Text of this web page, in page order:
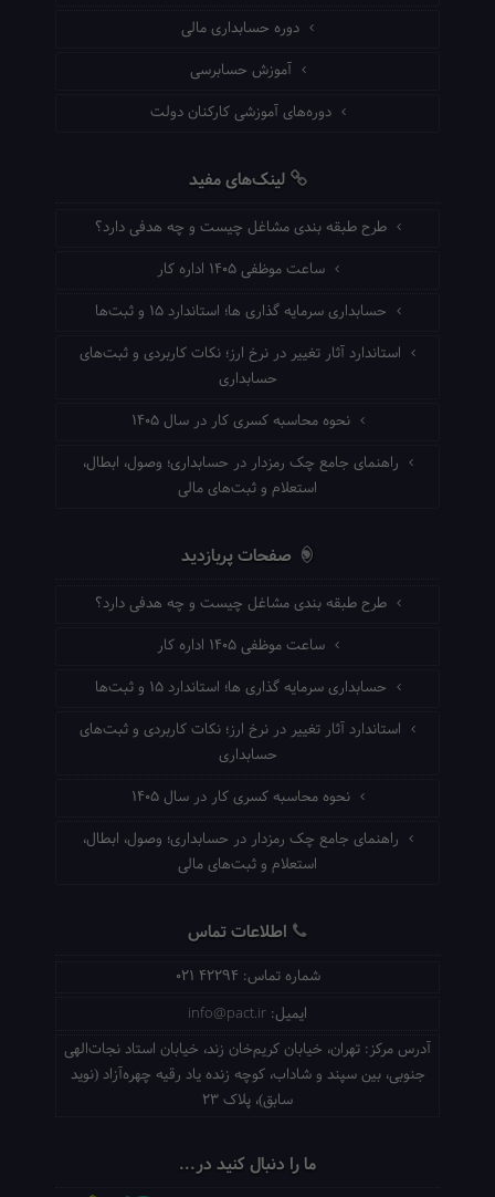
دوره حسابداری مالی
آموزش حسابرسی
دوره‌های آموزشی کارکنان دولت
لینک‌های مفید
طرح طبقه بندی مشاغل چیست و چه هدفی دارد؟
ساعت موظفی ۱۴۰۵ اداره کار
حسابداری سرمایه گذاری ها؛ استاندارد ۱۵ و ثبت‌ها
استاندارد آثار تغییر در نرخ ارز؛ نکات کاربردی و ثبت‌های
حسابداری
نحوه محاسبه کسری کار در سال ۱۴۰۵
راهنمای جامع چک رمزدار در حسابداری؛ وصول، ابطال،
استعلام و ثبت‌های مالی
صفحات پربازدید
طرح طبقه بندی مشاغل چیست و چه هدفی دارد؟
ساعت موظفی ۱۴۰۵ اداره کار
حسابداری سرمایه گذاری ها؛ استاندارد ۱۵ و ثبت‌ها
استاندارد آثار تغییر در نرخ ارز؛ نکات کاربردی و ثبت‌های
حسابداری
نحوه محاسبه کسری کار در سال ۱۴۰۵
راهنمای جامع چک رمزدار در حسابداری؛ وصول، ابطال،
استعلام و ثبت‌های مالی
اطلاعات تماس
شماره تماس: 021 42294
ایمیل: info@pact.ir
آدرس مرکز: تهران، خیابان کریم‌خان زند، خیابان استاد نجات‌الهی
جنوبی، بین سپند و شاداب، کوچه زنده یاد رقیه چهره‌آزاد (نوید
سابق)، پلاک 23
ما را دنبال کنید در...